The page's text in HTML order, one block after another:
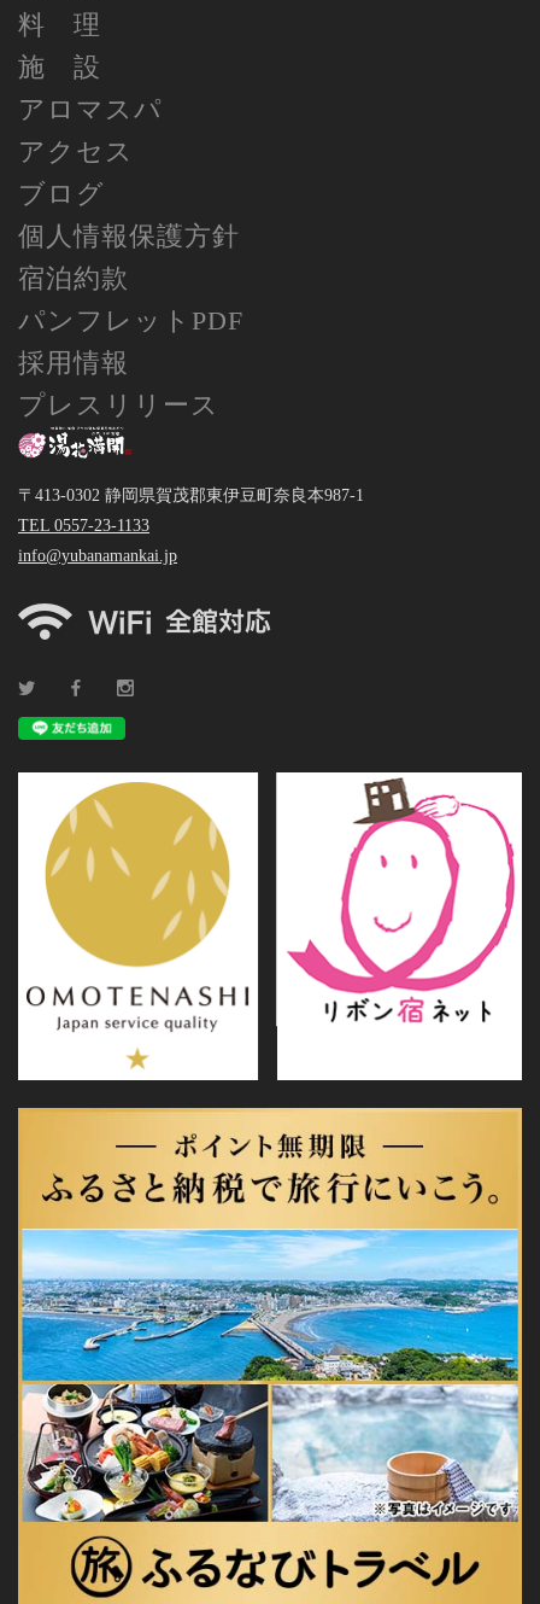
料 理
施 設
アロマスパ
アクセス
ブログ
個人情報保護方針
宿泊約款
パンフレットPDF
採用情報
プレスリリース
〒413-0302 静岡県賀茂郡東伊豆町奈良本987-1
TEL 0557-23-1133
info@yubanamankai.jp